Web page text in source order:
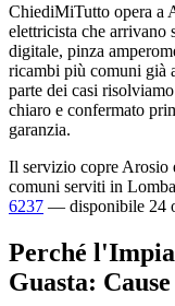
ChiediMiTutto opera a
elettricista che arrivano
digitale, pinza
ricambi più comuni già
parte dei casi
chiaro e confermato
garanzia.
Il servizio copre Arosio
comuni serviti in
6237 — disponibile 24
Perché
Guasta: